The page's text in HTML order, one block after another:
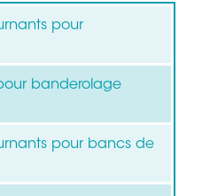
pour
banderolage
pour bancs de